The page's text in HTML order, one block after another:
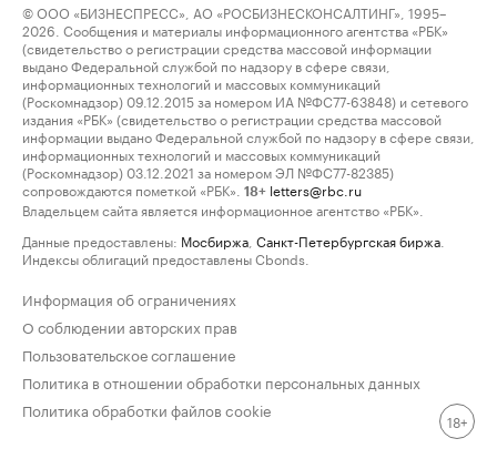
© ООО «БИЗНЕСПРЕСС», АО «РОСБИЗНЕСКОНСАЛТИНГ», 1995–
2026. Сообщения и материалы информационного агентства «РБК»
(свидетельство о регистрации средства массовой информации
выдано Федеральной службой по надзору в сфере связи,
информационных технологий и массовых коммуникаций
(Роскомнадзор) 09.12.2015 за номером ИА №ФС77-63848) и сетевого
издания «РБК» (свидетельство о регистрации средства массовой
информации выдано Федеральной службой по надзору в сфере связи,
информационных технологий и массовых коммуникаций
(Роскомнадзор) 03.12.2021 за номером ЭЛ №ФС77-82385)
сопровождаются пометкой «РБК».
18+ letters@rbc.ru
Владельцем сайта является информационное агентство «РБК».
Данные предоставлены: Мосбиржа Санкт-Петербургская биржа
Индексы облигаций предоставлены Cbonds.
Информация об ограничениях
О соблюдении авторских прав
Пользовательское соглашение
Политика в отношении обработки персональных данных
Политика обработки файлов cookie
18+